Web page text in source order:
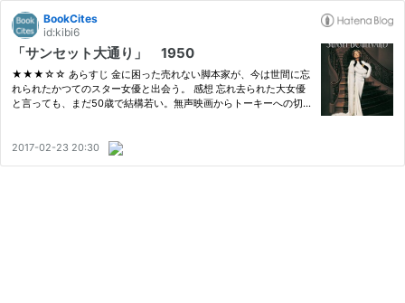
BookCites
id:kibi6
「サンセット大通り」 1950
★★★☆☆ あらすじ 金に困った売れない脚本家が、今は世間に忘
れられたかつてのスター女優と出会う。 感想 忘れ去られた大女優
と言っても、まだ50歳で結構若い。無声映画からトーキーへの切
時代で…
2017-02-23 20:30